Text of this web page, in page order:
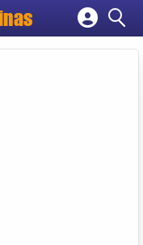
empresa